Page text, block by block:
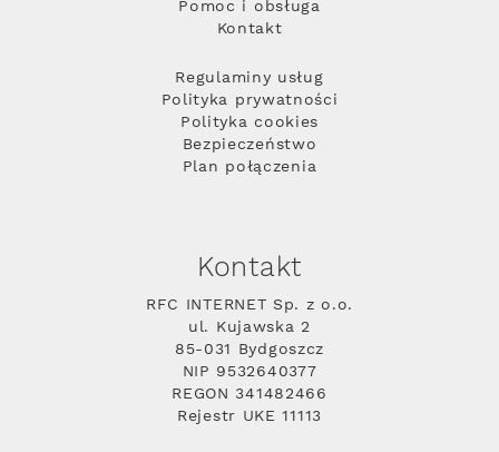
Pomoc i obsługa
Kontakt
Regulaminy usług
Polityka prywatności
Polityka cookies
Bezpieczeństwo
Plan połączenia
Kontakt
RFC INTERNET Sp. z o.o.
ul. Kujawska 2
85-031 Bydgoszcz
NIP 9532640377
REGON 341482466
Rejestr UKE 11113